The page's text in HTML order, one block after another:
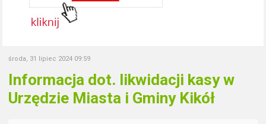
środa, 31 lipiec 2024 09:59
Informacja dot. likwidacji kasy w
Urzędzie Miasta i Gminy Kikół